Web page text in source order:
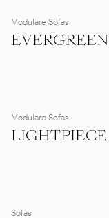
Modulare Sofas
EVERGREEN
Modulare Sofas
LIGHTPIECE
Sofas